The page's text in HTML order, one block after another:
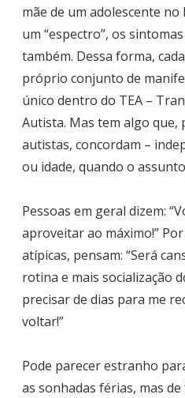
mãe de um adolescente
um “espectro”, os
também. Dessa forma,
próprio conjunto de
único dentro do TEA –
Autista. Mas tem algo
autistas, concordam –
ou idade, quando o
Pessoas em geral dizem:
aproveitar ao máximo!”
atípicas, pensam: “Será
rotina e mais socialização
precisar de dias para me
voltar!”
Pode parecer estranho
as sonhadas férias, mas